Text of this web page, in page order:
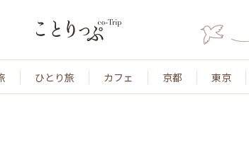
ひとり旅 カフェ 京都 東京